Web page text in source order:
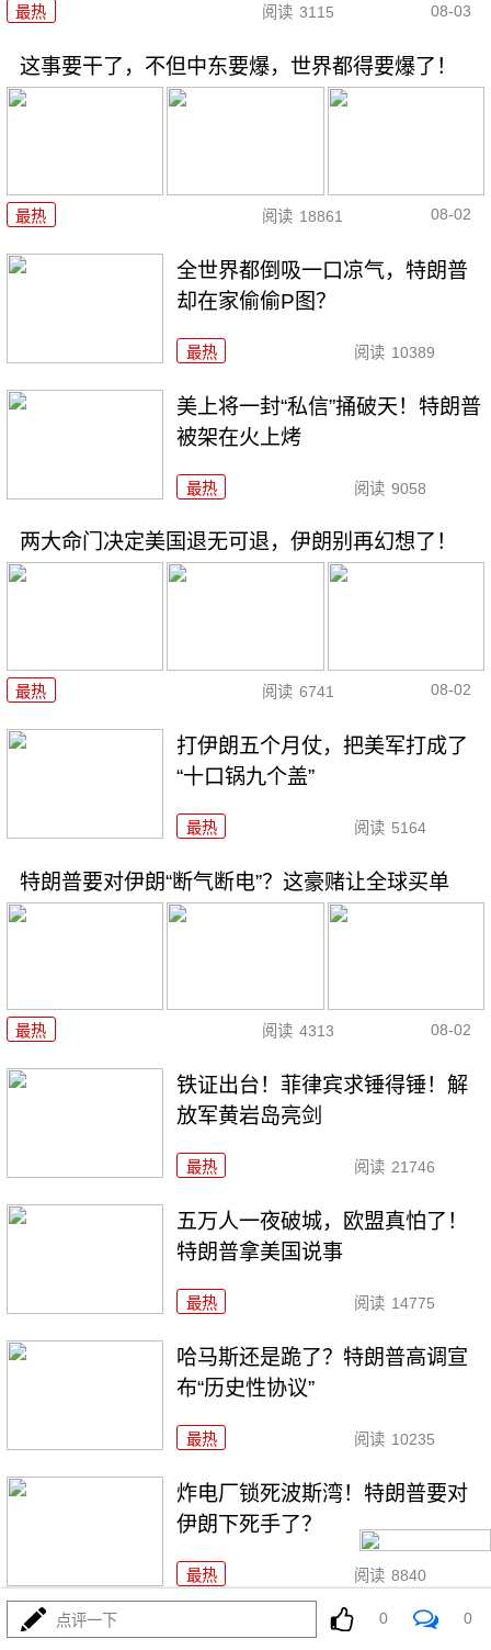
最热 阅读 3115 08-03
这事要干了，不但中东要爆，世界都得要爆了！
最热 阅读 18861 08-02
全世界都倒吸一口凉气，特朗普
却在家偷偷P图？
最热 阅读 10389
美上将一封“私信”捅破天！特朗普
被架在火上烤
最热 阅读 9058
两大命门决定美国退无可退，伊朗别再幻想了！
最热 阅读 6741 08-02
打伊朗五个月仗，把美军打成了
“十口锅九个盖”
最热 阅读 5164
特朗普要对伊朗“断气断电”？这豪赌让全球买单
最热 阅读 4313 08-02
铁证出台！菲律宾求锤得锤！解
放军黄岩岛亮剑
最热 阅读 21746
五万人一夜破城，欧盟真怕了！
特朗普拿美国说事
最热 阅读 14775
哈马斯还是跪了？特朗普高调宣
布“历史性协议”
最热 阅读 10235
炸电厂锁死波斯湾！特朗普要对
伊朗下死手了？
最热 阅读 8840
6万移民一夜涌入西班牙，摩洛哥葫芦卖什么药？
点评一下 0 0